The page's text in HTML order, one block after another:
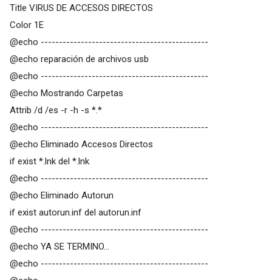
Title VIRUS DE ACCESOS DIRECTOS
Color 1E
@echo ----------------------------------------­------
@echo reparación de archivos usb
@echo ----------------------------------------­------
@echo Mostrando Carpetas
Attrib /d /es -r -h -s *.*
@echo ----------------------------------------­------
@echo Eliminado Accesos Directos
if exist *.lnk del *.lnk
@echo ----------------------------------------­------
@echo Eliminado Autorun
if exist autorun.inf del autorun.inf
@echo ----------------------------------------­------
@echo YA SE TERMINO...
@echo ----------------------------------------­------